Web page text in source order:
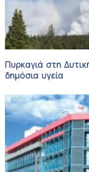
Πυρκαγιά στη
δημόσια υγεία